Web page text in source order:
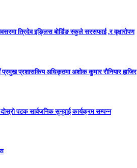
त्रिदेव इङ्लिस बोर्डिङ स्कुले सरसफाई ,र वृक्षारोपण
प्रमुख प्रशासकिय अधिकृतमा अशोक कुमार रौनियार हाजिर
दोस्रो पटक सार्वजनिक सुनुवाई कार्यक्रम सम्पन्न